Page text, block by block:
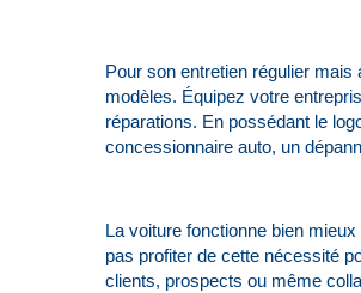
Pour son entretien régulier
modèles. Équipez votre
réparations. En possédant le
concessionnaire auto, un
La voiture fonctionne bien
pas profiter de cette nécessité
clients, prospects ou même